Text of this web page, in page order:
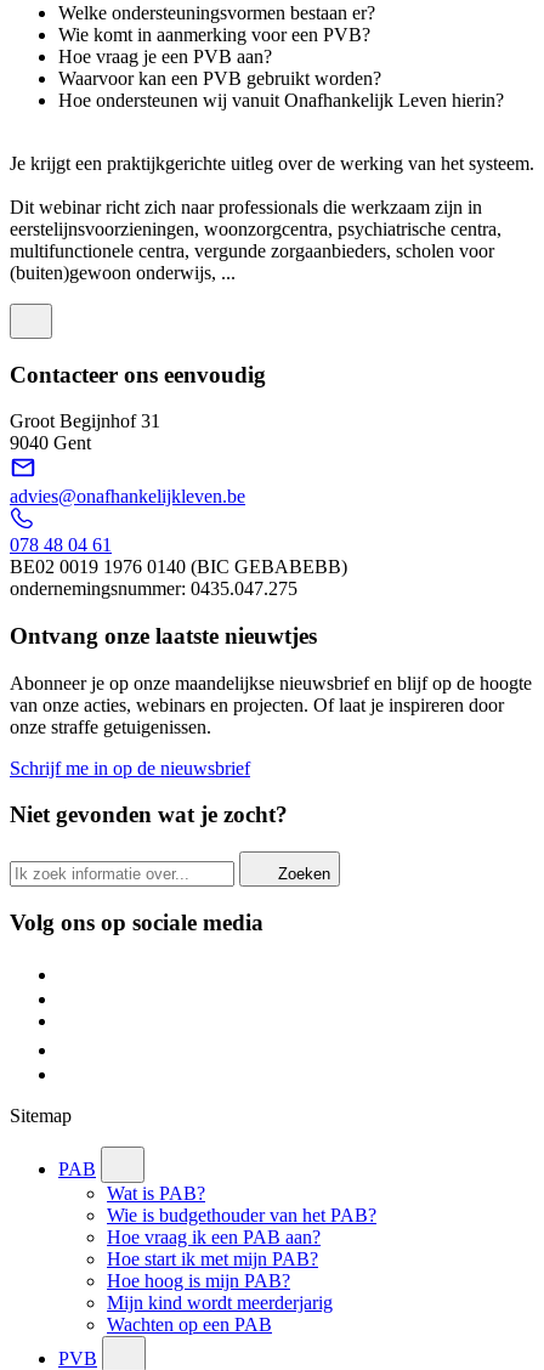
Welke ondersteuningsvormen bestaan er?
Wie komt in aanmerking voor een PVB?
Hoe vraag je een PVB aan?
Waarvoor kan een PVB gebruikt worden?
Hoe ondersteunen wij vanuit Onafhankelijk Leven hierin?
Je krijgt een praktijkgerichte uitleg over de werking van het systeem.
Dit webinar richt zich naar professionals die werkzaam zijn in
eerstelijnsvoorzieningen, woonzorgcentra, psychiatrische centra,
multifunctionele centra, vergunde zorgaanbieders, scholen voor
(buiten)gewoon onderwijs, ...
Contacteer ons eenvoudig
Groot Begijnhof 31
9040 Gent
advies@onafhankelijkleven.be
078 48 04 61
BE02 0019 1976 0140 (BIC GEBABEBB)
ondernemingsnummer: 0435.047.275
Ontvang onze laatste nieuwtjes
Abonneer je op onze maandelijkse nieuwsbrief en blijf op de hoogte
van onze acties, webinars en projecten. Of laat je inspireren door
onze straffe getuigenissen.
Schrijf me in op de nieuwsbrief
Niet gevonden wat je zocht?
Zoeken
Volg ons op sociale media
Sitemap
PAB
Wat is PAB?
Wie is budgethouder van het PAB?
Hoe vraag ik een PAB aan?
Hoe start ik met mijn PAB?
Hoe hoog is mijn PAB?
Mijn kind wordt meerderjarig
Wachten op een PAB
PVB